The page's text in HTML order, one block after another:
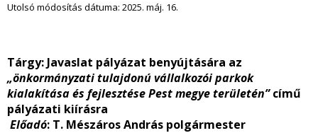
Utolsó módosítás dátuma: 2025. máj. 16.
Tárgy: Javaslat pályázat benyújtására az
„önkormányzati tulajdonú vállalkozói parkok
kialakítása és fejlesztése Pest megye területén”című
pályázati kiírásra
Előadó: T. Mészáros András polgármester